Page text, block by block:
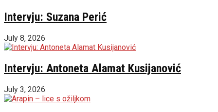
Intervju: Suzana Perić
July 8, 2026
Intervju: Antoneta Alamat Kusijanović
July 3, 2026